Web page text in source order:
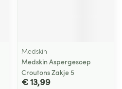
Medskin
Medskin Aspergesoep
Croutons Zakje 5
€ 13,99